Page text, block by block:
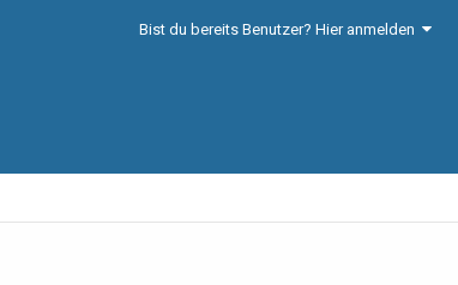
Bist du bereits Benutzer? Hier anmelden